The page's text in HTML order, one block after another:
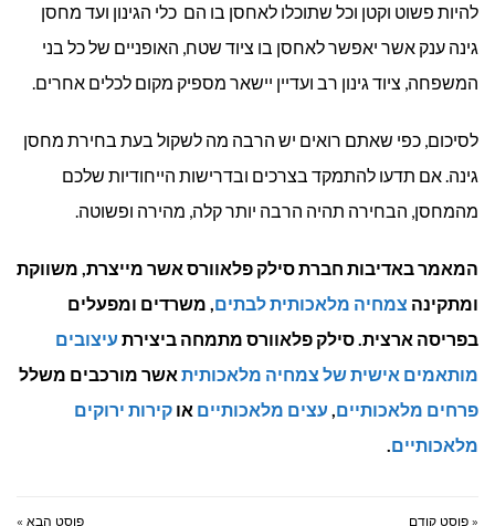
להיות פשוט וקטן וכל שתוכלו לאחסן בו הם כלי הגינון ועד מחסן
גינה ענק אשר יאפשר לאחסן בו ציוד שטח, האופניים של כל בני
המשפחה, ציוד גינון רב ועדיין יישאר מספיק מקום לכלים אחרים.
לסיכום, כפי שאתם רואים יש הרבה מה לשקול בעת בחירת מחסן
גינה. אם תדעו להתמקד בצרכים ובדרישות הייחודיות שלכם
מהמחסן, הבחירה תהיה הרבה יותר קלה, מהירה ופשוטה.
המאמר באדיבות חברת סילק פלאוורס אשר מייצרת, משווקת
ומתקינה צמחיה מלאכותית לבתים, משרדים ומפעלים
בפריסה ארצית. סילק פלאוורס מתמחה ביצירת עיצובים
מותאמים אישית של צמחיה מלאכותית אשר מורכבים משלל
פרחים מלאכותיים, עצים מלאכותיים או קירות ירוקים
מלאכותיים.
« פוסט קודם פוסט הבא »